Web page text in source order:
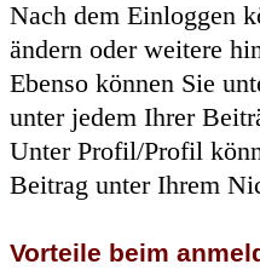
Nach dem Einloggen
ändern oder weitere
Ebenso können Sie
unter jedem Ihrer
Unter Profil/Profil
Beitrag unter Ihrem
Vorteile beim